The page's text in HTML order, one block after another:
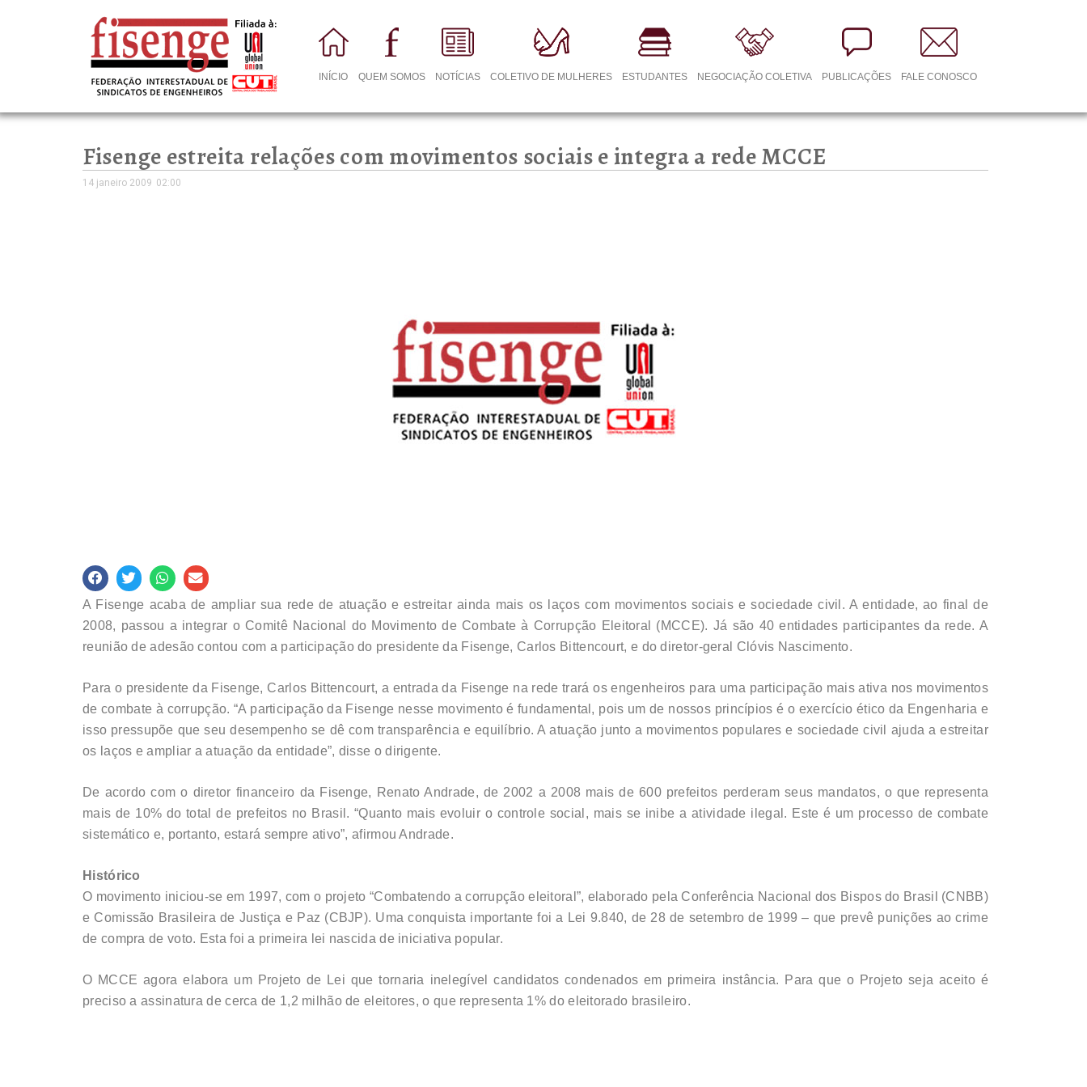
INÍCIO QUEM SOMOS NOTÍCIAS COLETIVO DE MULHERES ESTUDANTES NEGOCIAÇÃO COLETIVA PUBLICAÇÕES FALE CONOSCO
Fisenge estreita relações com movimentos sociais e integra a rede MCCE
14 janeiro 2009 02:00
A Fisenge acaba de ampliar sua rede de atuação e estreitar ainda mais os laços com movimentos sociais e sociedade civil. A entidade, ao final de
2008, passou a integrar o Comitê Nacional do Movimento de Combate à Corrupção Eleitoral (MCCE). Já são 40 entidades participantes da rede. A
reunião de adesão contou com a participação do presidente da Fisenge, Carlos Bittencourt, e do diretor-geral Clóvis Nascimento.
Para o presidente da Fisenge, Carlos Bittencourt, a entrada da Fisenge na rede trará os engenheiros para uma participação mais ativa nos movimentos
de combate à corrupção. “A participação da Fisenge nesse movimento é fundamental, pois um de nossos princípios é o exercício ético da Engenharia e
isso pressupõe que seu desempenho se dê com transparência e equilíbrio. A atuação junto a movimentos populares e sociedade civil ajuda a estreitar
os laços e ampliar a atuação da entidade”, disse o dirigente.
De acordo com o diretor financeiro da Fisenge, Renato Andrade, de 2002 a 2008 mais de 600 prefeitos perderam seus mandatos, o que representa
mais de 10% do total de prefeitos no Brasil. “Quanto mais evoluir o controle social, mais se inibe a atividade ilegal. Este é um processo de combate
sistemático e, portanto, estará sempre ativo”, afirmou Andrade.
Histórico
O movimento iniciou-se em 1997, com o projeto “Combatendo a corrupção eleitoral”, elaborado pela Conferência Nacional dos Bispos do Brasil (CNBB)
e Comissão Brasileira de Justiça e Paz (CBJP). Uma conquista importante foi a Lei 9.840, de 28 de setembro de 1999 – que prevê punições ao crime
de compra de voto. Esta foi a primeira lei nascida de iniciativa popular.
O MCCE agora elabora um Projeto de Lei que tornaria inelegível candidatos condenados em primeira instância. Para que o Projeto seja aceito é
preciso a assinatura de cerca de 1,2 milhão de eleitores, o que representa 1% do eleitorado brasileiro.